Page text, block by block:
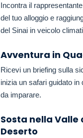
Incontra il
del tuo alloggio e
del Sinai in veicolo
Avventura in
Ricevi un briefing sulla
inizia un safari guidato in
da imparare.
Sosta nella Valle
Deserto